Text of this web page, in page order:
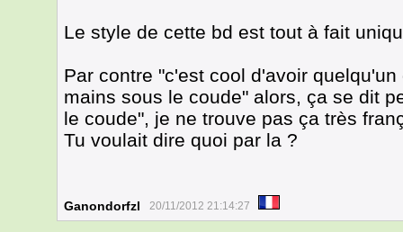
Le style de cette bd est tout à fait
Par contre "c'est cool d'avoir
mains sous le coude" alors, ça se dit
le coude", je ne trouve pas ça très
Tu voulait dire quoi par la ?
Ganondorfzl 20/11/2012 21:14:27